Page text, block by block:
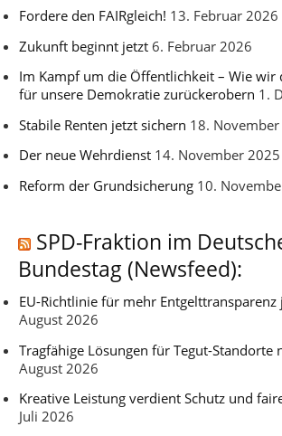
Fordere den FAIRgleich! 13. Februar 2026
Zukunft beginnt jetzt 6. Februar 2026
Im Kampf um die Öffentlichkeit – Wie wir
für unsere Demokratie zurückerobern 1.
Stabile Renten jetzt sichern 18.
Der neue Wehrdienst 14. November 2025
Reform der Grundsicherung 10.
SPD-Fraktion im
Bundestag (Newsfeed):
EU-Richtlinie für mehr Entgelttransparenz
August 2026
Tragfähige Lösungen für Tegut-Standorte
August 2026
Kreative Leistung verdient Schutz und
Juli 2026